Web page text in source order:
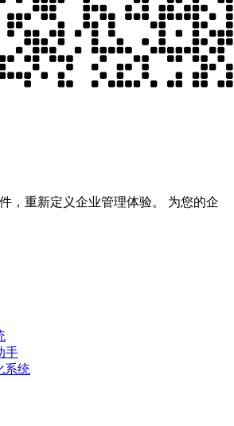
，重新定义企业管理体验。 为您的企
手
系统